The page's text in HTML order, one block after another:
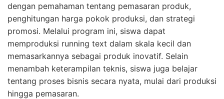
dengan pemahaman tentang pemasaran produk,
penghitungan harga pokok produksi, dan strategi
promosi. Melalui program ini, siswa dapat
memproduksi running text dalam skala kecil dan
memasarkannya sebagai produk inovatif. Selain
menambah keterampilan teknis, siswa juga belajar
tentang proses bisnis secara nyata, mulai dari produksi
hingga pemasaran.